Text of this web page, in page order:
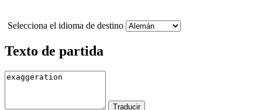
Selecciona el idioma de destino
Texto de partida